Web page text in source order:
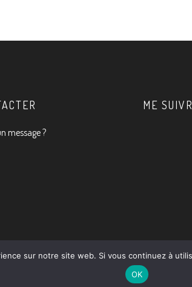
message ?
ME
sur notre site web. Si vous continuez à
OK